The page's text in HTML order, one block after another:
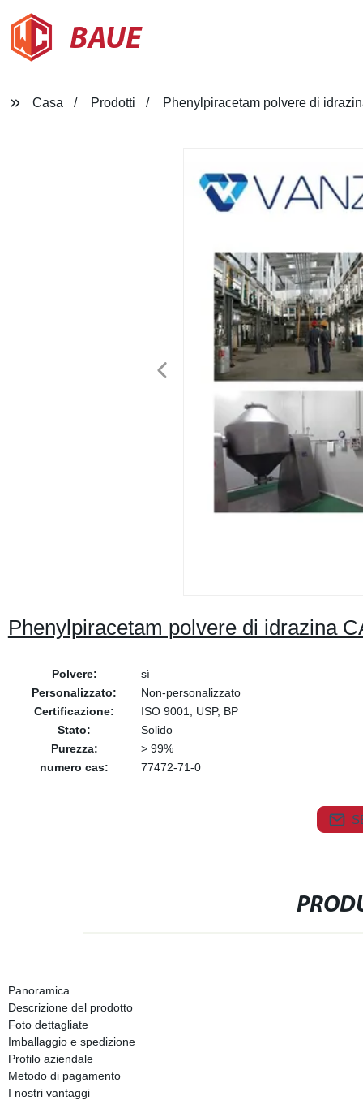
BAUE
Casa Prodotti Phenylpiracetam polvere di
Phenylpiracetam polvere di idrazina
Polvere:
sì
Personalizzato:
Non-personalizzato
Certificazione:
ISO 9001, USP, BP
Stato:
Solido
Purezza:
> 99%
numero cas:
77472-71-0
Panoramica
Descrizione del prodotto
Foto dettagliate
Imballaggio e spedizione
Profilo aziendale
Metodo di pagamento
I nostri vantaggi